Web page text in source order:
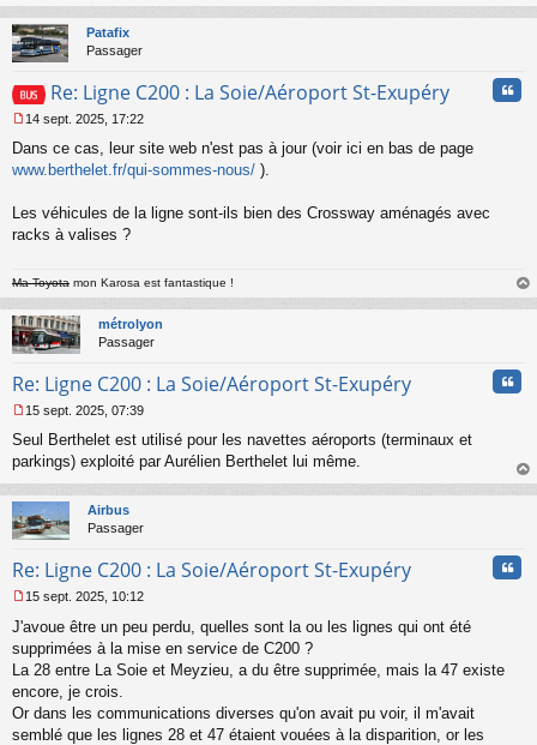
o
n
l
au
Patafix
Passager
Re: Ligne C200 : La Soie/Aéroport St-Exupéry
e
s
g
e
l
u
14 sept. 2025, 17:22
Dans ce cas, leur site web n'est pas à jour (voir ici en bas de page
www.berthelet.fr/qui-sommes-nous/ ).
Les véhicules de la ligne sont-ils bien des Crossway aménagés avec
racks à valises ?
Ma Toyota mon Karosa est fantastique !
au
métrolyon
Passager
Re: Ligne C200 : La Soie/Aéroport St-Exupéry
e
s
a
g
e
o
l
u
15 sept. 2025, 07:39
Seul Berthelet est utilisé pour les navettes aéroports (terminaux et
parkings) exploité par Aurélien Berthelet lui même.
au
Airbus
Passager
Re: Ligne C200 : La Soie/Aéroport St-Exupéry
e
s
g
e
n
15 sept. 2025, 10:12
J'avoue être un peu perdu, quelles sont la ou les lignes qui ont été
supprimées à la mise en service de C200 ?
La 28 entre La Soie et Meyzieu, a du être supprimée, mais la 47 existe
encore, je crois.
Or dans les communications diverses qu'on avait pu voir, il m'avait
semblé que les lignes 28 et 47 étaient vouées à la disparition, or les